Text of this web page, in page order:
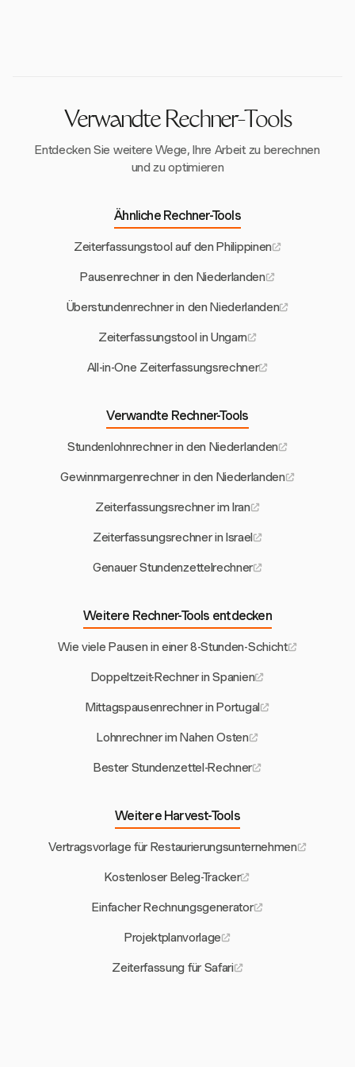
Verwandte Rechner-Tools
Entdecken Sie weitere Wege, Ihre Arbeit zu berechnen
und zu optimieren
Ähnliche Rechner-Tools
Zeiterfassungstool auf den Philippinen
Pausenrechner in den Niederlanden
Überstundenrechner in den Niederlanden
Zeiterfassungstool in Ungarn
All-in-One Zeiterfassungsrechner
Verwandte Rechner-Tools
Stundenlohnrechner in den Niederlanden
Gewinnmargenrechner in den Niederlanden
Zeiterfassungsrechner im Iran
Zeiterfassungsrechner in Israel
Genauer Stundenzettelrechner
Weitere Rechner-Tools entdecken
Wie viele Pausen in einer 8-Stunden-Schicht
Doppeltzeit-Rechner in Spanien
Mittagspausenrechner in Portugal
Lohnrechner im Nahen Osten
Bester Stundenzettel-Rechner
Weitere Harvest-Tools
Vertragsvorlage für Restaurierungsunternehmen
Kostenloser Beleg-Tracker
Einfacher Rechnungsgenerator
Projektplanvorlage
Zeiterfassung für Safari